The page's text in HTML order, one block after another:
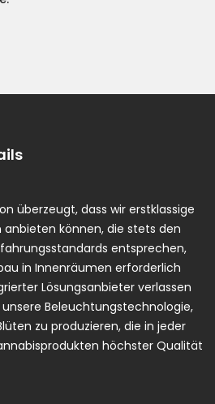
überzeugt, dass wir erstklassige
können, die stets den
entsprechen,
in Innenräumen erforderlich
Lösungsanbieter verlassen
Beleuchtungstechnologie,
zu produzieren, die in jeder
höchster Qualität